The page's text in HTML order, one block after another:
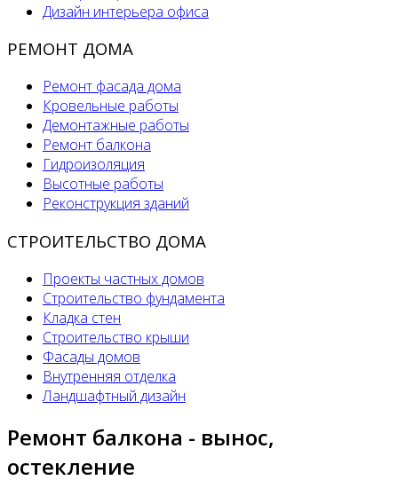
Дизайн интерьера офиса
РЕМОНТ ДОМА
Ремонт фасада дома
Кровельные работы
Демонтажные работы
Ремонт балкона
Гидроизоляция
Высотные работы
Реконструкция зданий
СТРОИТЕЛЬСТВО ДОМА
Проекты частных домов
Строительство фундамента
Кладка стен
Строительство крыши
Фасады домов
Внутренняя отделка
Ландшафтный дизайн
Ремонт балкона - вынос,
остекление